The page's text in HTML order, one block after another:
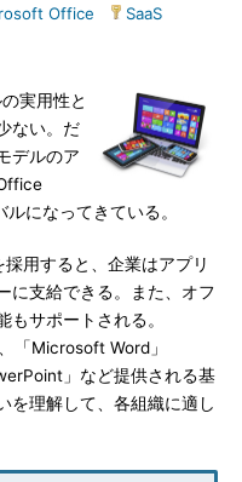
Office SaaS
実用性と
ない。だ
デルのア
になってきている。
用すると、企業はアプリ
に支給できる。また、オフ
サポートされる。
「Microsoft Word」
」など提供される基
を理解して、各組織に適し